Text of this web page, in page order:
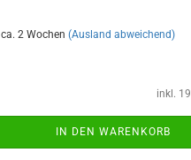
ca. 2 Wochen (Ausland abweichend)
inkl.
IN DEN WARENKORB